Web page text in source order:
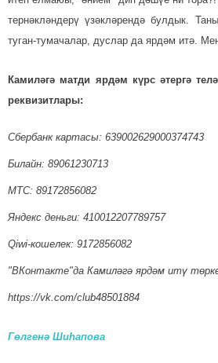
тернәкләндерү үзәклә­рендә булдык.
туган-тумачалар, дуслар да ярдәм итә.
Камиләгә матди ярдәм күрс ә­тергә
реквизитлары:
Сбербанк картасы: 639002629000374743
Билайн: 89061230713
МТС: 89172856082
Яндекс деньги: 410012207789757
Qiwi-кошелек: 9172856082
"ВКонтакте"да Камиләгә ярдәм итү
https://vk.com/club48501884
Гөлгенә Шиһапова